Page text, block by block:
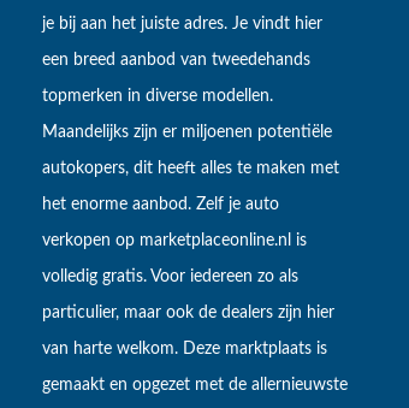
je bij aan het juiste adres. Je vindt hier
een breed aanbod van tweedehands
topmerken in diverse modellen.
Maandelijks zijn er miljoenen potentiële
autokopers, dit heeft alles te maken met
het enorme aanbod. Zelf je auto
verkopen op marketplaceonline.nl is
volledig gratis. Voor iedereen zo als
particulier, maar ook de dealers zijn hier
van harte welkom. Deze marktplaats is
gemaakt en opgezet met de allernieuwste